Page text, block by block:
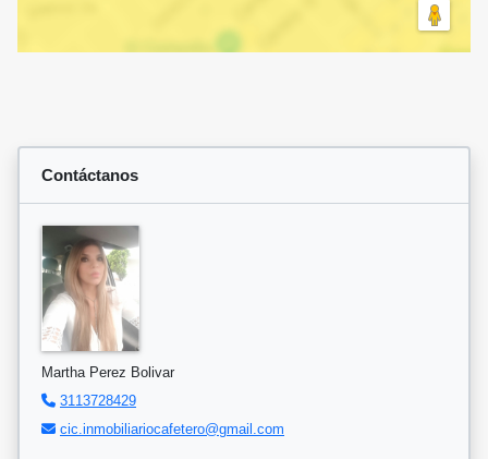
Contáctanos
Martha Perez Bolivar
3113728429
cic.inmobiliariocafetero@gmail.com